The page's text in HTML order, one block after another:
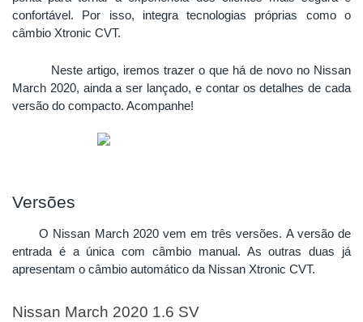
confortável. Por isso, integra tecnologias próprias como o
câmbio Xtronic CVT.
Neste artigo, iremos trazer o que há de novo no Nissan
March 2020, ainda a ser lançado, e contar os detalhes de cada
versão do compacto. Acompanhe!
Versões
O Nissan March 2020 vem em três versões. A versão de
entrada é a única com câmbio manual. As outras duas já
apresentam o câmbio automático da Nissan Xtronic CVT.
Nissan March 2020 1.6 SV